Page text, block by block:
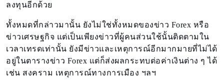
ลงทุนอีกด้วย
ทั้งหมดที่กล่าวมานั้น ยังไม่ใช่ทั้งหมดของข่าว Forex หรือ
ข่าวเศรษฐกิจ แต่เป็นเพียงข่าวที่ผู้คนส่วนใช้นั้นติดตามใน
เวลาเทรดเท่านั้น ยังมีข่าวและเหตุการณ์อีกมากมายที่ไม่ได้
อยู่ในตารางข่าว Forex แต่ก็ส่งผลกระทบต่อค่าเงินต่าง ๆ ได้
เช่น สงคราม เหตุการณ์ทางการเมือง ฯลฯ